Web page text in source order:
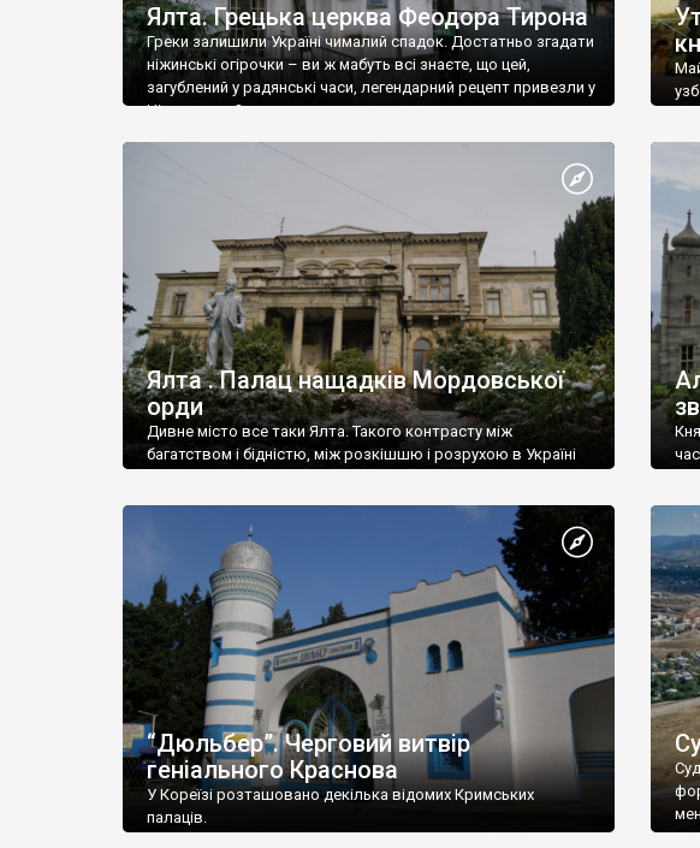
Ялта. Грецька церква Феодора Тирона
Греки залишили Україні чималий спадок. Достатньо згадати
ніжинські огірочки – ви ж мабуть всі знаєте, що цей,
загублений у радянські часи, легендарний рецепт привезли у
Ніжин греки?
Ялта . Палац нащадків Мордовської
орди
Дивне місто все таки Ялта. Такого контрасту між
багатством і бідністю, між розкішшю і розрухою в Україні
“Дюльбер”. Черговий витвір
геніального Краснова
У Кореїзі розташовано декілька відомих Кримських
палаців.